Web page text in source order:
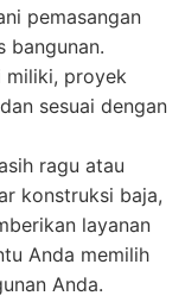
pemasangan
bangunan.
miliki, proyek
sesuai dengan
ragu atau
konstruksi baja,
layanan
Anda memilih
Anda.